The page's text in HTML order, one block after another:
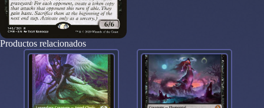
Productos relacionados